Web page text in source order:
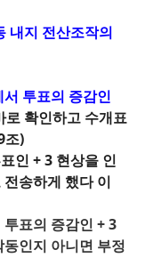
내지 전산조작의
투표의 증감인
로 확인하고 수개표
조)
인 + 3 현상을 인
전송하게 했다이
표의 증감인 + 3
인지 아니면 부정